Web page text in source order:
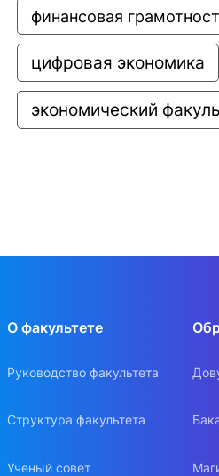
финансовая
цифровая экономика
экономический
О факультете
Руководство факультета
Структура факультета
Ученый совет